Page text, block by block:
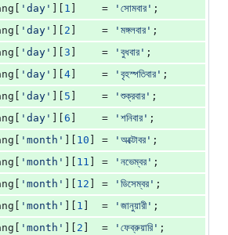
' day ' 1 ]    = ' সোমবার ' ;
' day ' 2 ]    = ' মঙ্গলবার ' ;
' day ' 3 ]    = ' বুধবার ' ;
' day ' 4 ]    = ' বৃহস্পতিবার ' ;
' day ' 5 ]    = ' শুক্রবার ' ;
' day ' 6 ]    = ' শনিবার ' ;
' month ' 10 ] = ' অক্টোবর ' ;
' month ' 11 ] = ' নভেম্বর ' ;
' month ' 12 ] = ' ডিসেম্বর ' ;
' month ' 1 ]  = ' জানুয়ারী' ;
' month ' 2 ]  = ' ফেব্রুয়ারি ' ;